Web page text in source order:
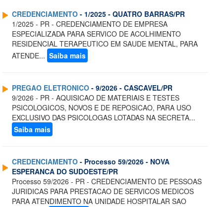
CREDENCIAMENTO - 1/2025 - QUATRO BARRAS/PR
1/2025 - PR - CREDENCIAMENTO DE EMPRESA
ESPECIALIZADA PARA SERVICO DE ACOLHIMENTO
RESIDENCIAL TERAPEUTICO EM SAUDE MENTAL, PARA
ATENDE... Saiba mais
PREGAO ELETRONICO - 9/2026 - CASCAVEL/PR
9/2026 - PR - AQUISICAO DE MATERIAIS E TESTES
PSICOLOGICOS, NOVOS E DE REPOSICAO, PARA USO
EXCLUSIVO DAS PSICOLOGAS LOTADAS NA SECRETA...
Saiba mais
CREDENCIAMENTO - Processo 59/2026 - NOVA
ESPERANCA DO SUDOESTE/PR
Processo 59/2026 - PR - CREDENCIAMENTO DE PESSOAS
JURIDICAS PARA PRESTACAO DE SERVICOS MEDICOS
PARA ATENDIMENTO NA UNIDADE HOSPITALAR SAO